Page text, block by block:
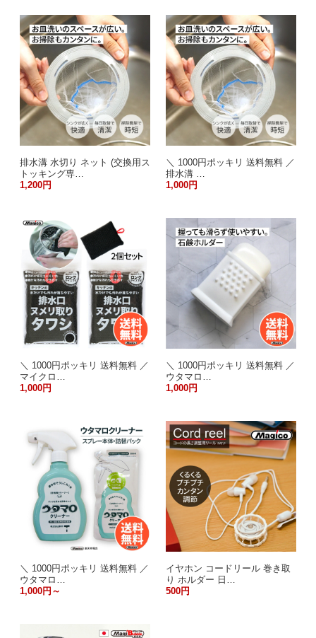
排水溝 水切り ネット (交換用ス
トッキング専…
1,200円
＼ 1000円ポッキリ 送料無料 ／
排水溝 …
1,000円
＼ 1000円ポッキリ 送料無料 ／
マイクロ…
1,000円
＼ 1000円ポッキリ 送料無料 ／
ウタマロ…
1,000円
＼ 1000円ポッキリ 送料無料 ／
ウタマロ…
1,000円～
イヤホン コードリール 巻き取
り ホルダー 日…
500円